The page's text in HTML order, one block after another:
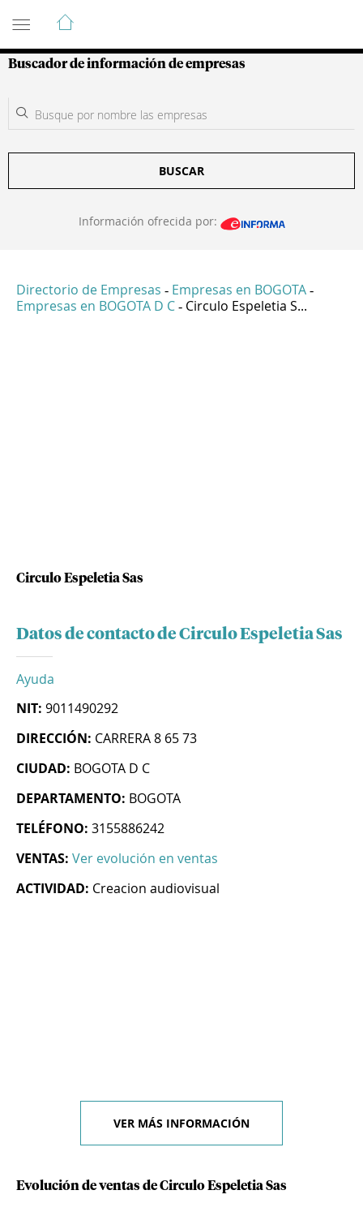
Guía de Empresas Colombianas
Buscador de información de empresas
BUSCAR
Información ofrecida por:
Directorio de Empresas - Empresas en BOGOTA -
Empresas en BOGOTA D C - Circulo Espeletia S...
Circulo Espeletia Sas
Datos de contacto de Circulo Espeletia Sas
Ayuda
NIT: 9011490292
DIRECCIÓN: CARRERA 8 65 73
CIUDAD: BOGOTA D C
DEPARTAMENTO: BOGOTA
TELÉFONO: 3155886242
VENTAS: Ver evolución en ventas
ACTIVIDAD: Creacion audiovisual
VER MÁS INFORMACIÓN
Evolución de ventas de Circulo Espeletia Sas